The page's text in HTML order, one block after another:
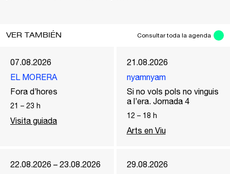
VER TAMBIÉN Consultar toda la agenda
07.08.2026
EL MORERA
Fora d’hores
21 – 23 h
Visita guiada
21.08.2026
nyamnyam
Si no vols pols no vinguis
a l’era. Jornada 4
12 – 18 h
Arts en Viu
22.08.2026 – 23.08.2026
29.08.2026